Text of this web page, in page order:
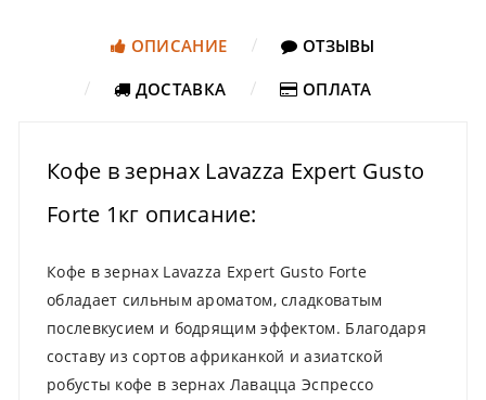
ОПИСАНИЕ
ОТЗЫВЫ
ДОСТАВКА
ОПЛАТА
Кофе в зернах Lavazza Expert Gusto
Forte 1кг описание:
Кофе в зернах Lavazza Expert Gusto Forte
обладает сильным ароматом, сладковатым
послевкусием и бодрящим эффектом. Благодаря
составу из сортов африканкой и азиатской
робусты кофе в зернах Лавацца Эспрессо